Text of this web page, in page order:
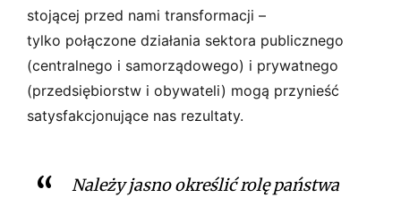
stojącej przed nami transformacji –
tylko połączone działania sektora publicznego
(centralnego i samorządowego) i prywatnego
(przedsiębiorstw i obywateli) mogą przynieść
satysfakcjonujące nas rezultaty.
Należy jasno określić rolę państwa